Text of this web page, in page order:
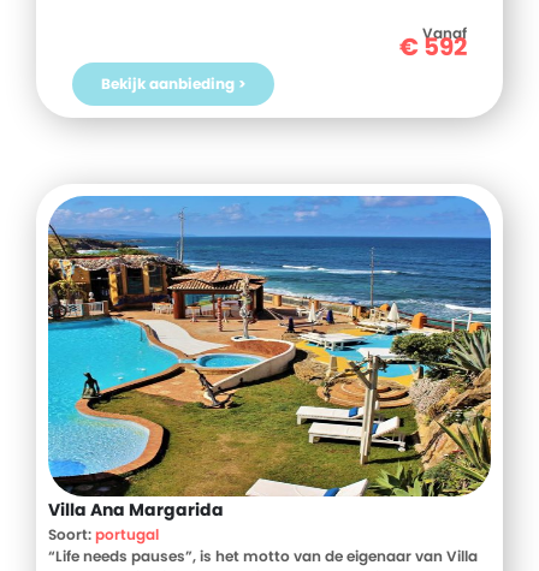
Griekenland? Boek jouw vakantie naar Hotel Geraniotis Hotel
Vanaf
€592
Bekijk aanbieding >
Villa Ana Margarida
Soort:portugal
“Life needs pauses”, is het motto van de eigenaar van Villa